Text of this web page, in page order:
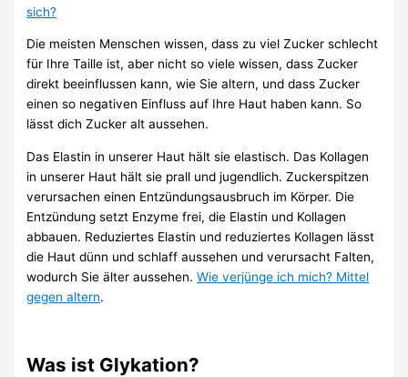
sich?
Die meisten Menschen wissen, dass zu viel Zucker schlecht
für Ihre Taille ist, aber nicht so viele wissen, dass Zucker
direkt beeinflussen kann, wie Sie altern, und dass Zucker
einen so negativen Einfluss auf Ihre Haut haben kann. So
lässt dich Zucker alt aussehen.
Das Elastin in unserer Haut hält sie elastisch. Das Kollagen
in unserer Haut hält sie prall und jugendlich. Zuckerspitzen
verursachen einen Entzündungsausbruch im Körper. Die
Entzündung setzt Enzyme frei, die Elastin und Kollagen
abbauen. Reduziertes Elastin und reduziertes Kollagen lässt
die Haut dünn und schlaff aussehen und verursacht Falten,
wodurch Sie älter aussehen.Wie verjünge ich mich? Mittel
gegen altern.
Was ist Glykation?